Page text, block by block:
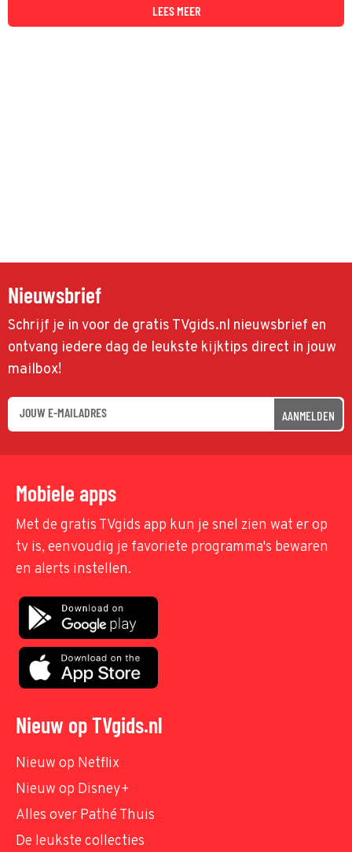
LEES MEER
Nieuwsbrief
Schrijf je in voor de gratis TVgids.nl nieuwsbrief en
ontvang iedere dag de leukste kijktips direct in jouw
mailbox!
AANMELDEN
Mobiele apps
Met de gratis TVgids app kun je snel zien wat er op
tv is, eenvoudig je favoriete programma's bewaren
en alerts instellen.
Nieuw op TVgids.nl
Nieuw op Netflix
Nieuw op Disney+
Alles over Pathé Thuis
De leukste collecties